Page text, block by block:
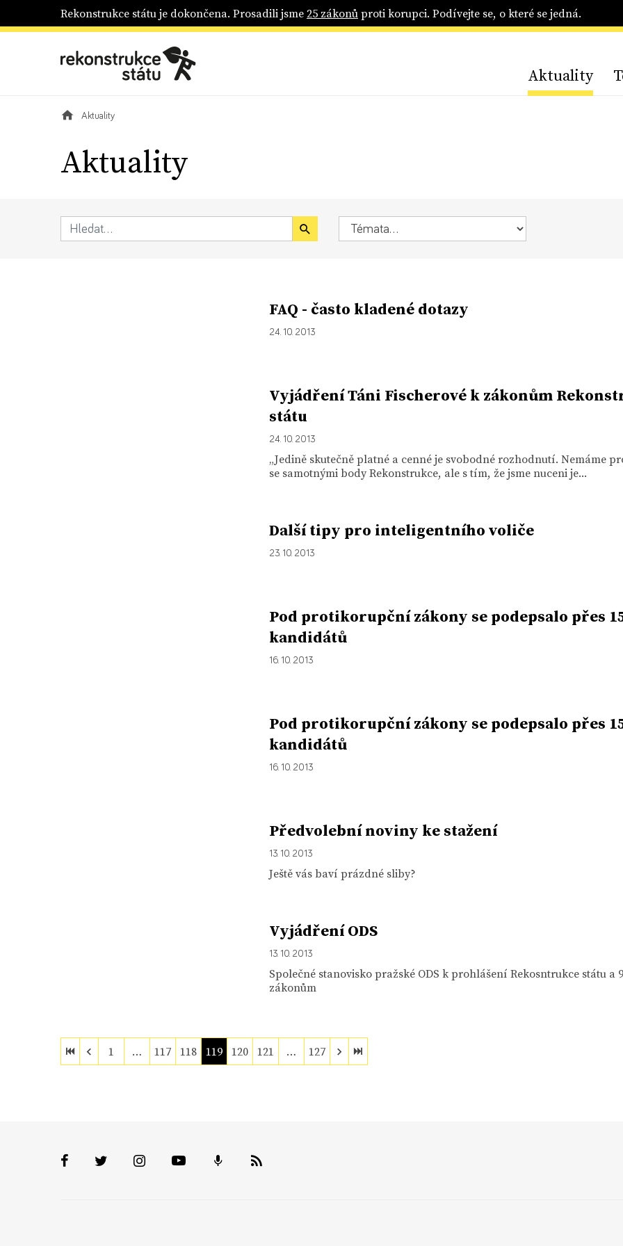
Rekonstrukce státu je dokončena. Prosadili jsme25 zákonůproti korupci. Podívejte se, o které se jedná.
Aktuality
Aktuality
Aktuality
FAQ - často kladené dotazy
24. 10. 2013
Vyjádření Táni Fischerové k zákonům
státu
24. 10. 2013
„Jedině skutečně platné a cenné je svobodné rozhodnutí. Nemáme
se samotnými body Rekonstrukce, ale s tím, že jsme nuceni je...
Další tipy pro inteligentního voliče
23. 10. 2013
Pod protikorupční zákony se podepsalo přes
kandidátů
16. 10. 2013
Pod protikorupční zákony se podepsalo přes
kandidátů
16. 10. 2013
Předvolební noviny ke stažení
13. 10. 2013
Ještě vás baví prázdné sliby?
Vyjádření ODS
13. 10. 2013
Společné stanovisko pražské ODS k prohlášení Rekosntrukce státu a 9
zákonům
1 … 117 118 119 120 121 … 127